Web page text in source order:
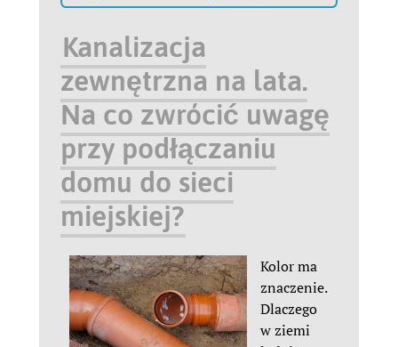
Kanalizacja
zewnętrzna na lata.
Na co zwrócić uwagę
przy podłączaniu
domu do sieci
miejskiej?
Kolor ma
znaczenie.
Dlaczego
w ziemi